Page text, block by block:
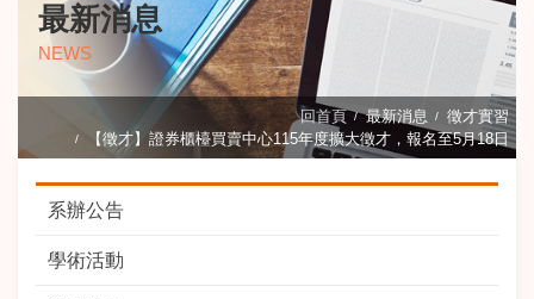
最新消息
NEWS
回首頁 最新消息
徵才實習
【徵才】證券櫃檯買賣中心115年度擴大徵才，報名至5月18日
系辦公告
學術活動